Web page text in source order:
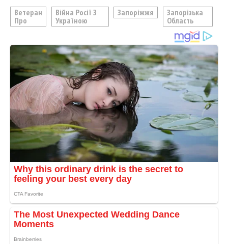
Ветеран
Про
Війна Росії З
Україною
Запоріжжя
Запорізька
Область